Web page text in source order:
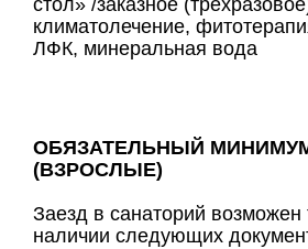
стол» /заказное
климатолечение,
ЛФК, минеральная вода
ОБЯЗАТЕЛЬНЫЙ
(ВЗРОСЛЫЕ)
Заезд в санаторий возможен
наличии следующих